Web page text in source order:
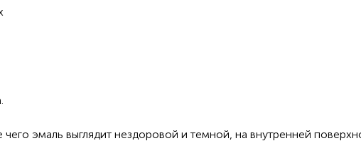
чего эмаль выглядит нездоровой и темной, на внутренней